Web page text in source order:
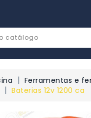
Ferramentas e
Baterias 12v 1200 ca